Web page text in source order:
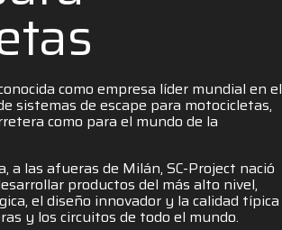
como empresa líder mundial en el
sistemas de escape para motocicletas,
como para el mundo de la
a las afueras de Milán, SC-Project nació
productos del más alto nivel,
el diseño innovador y la calidad típica
y los circuitos de todo el mundo.